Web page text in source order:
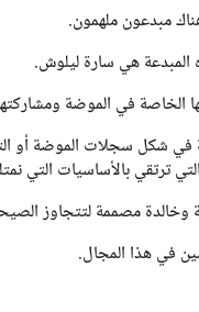
مبدعون ملهمون.
المبدعة هي سارة ليلوش.
الخاصة في الموضة
في شكل سجلات الموضة
ترتقي بالأساسيات التي
وخالدة مصممة لتتجاوز
في هذا المجال.